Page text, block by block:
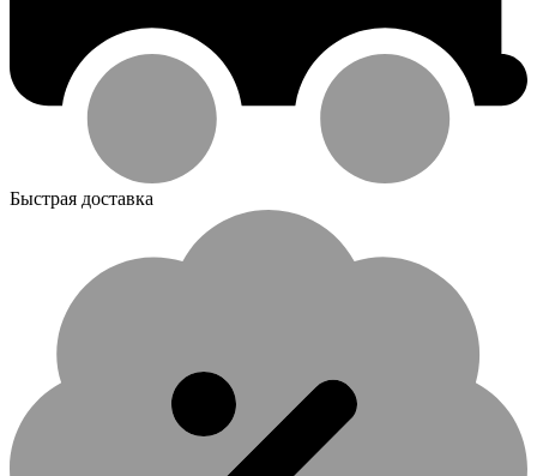
Быстрая доставка